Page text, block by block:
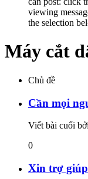
viewing
the selection
Máy cắt
Chủ đề
Cần mọi
Viết bài cuối bởi
0
Xin trợ